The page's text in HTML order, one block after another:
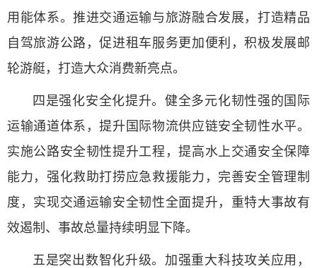
用能体系。推进交通运输与旅游融合发展，打造精品
自驾旅游公路，促进租车服务更加便利，积极发展邮
轮游艇，打造大众消费新亮点。
四是强化安全化提升。健全多元化韧性强的国际
运输通道体系，提升国际物流供应链安全韧性水平。
实施公路安全韧性提升工程，提高水上交通安全保障
能力，强化救助打捞应急救援能力，完善安全管理制
度，实现交通运输安全韧性全面提升，重特大事故有
效遏制、事故总量持续明显下降。
五是突出数智化升级。加强重大科技攻关应用，